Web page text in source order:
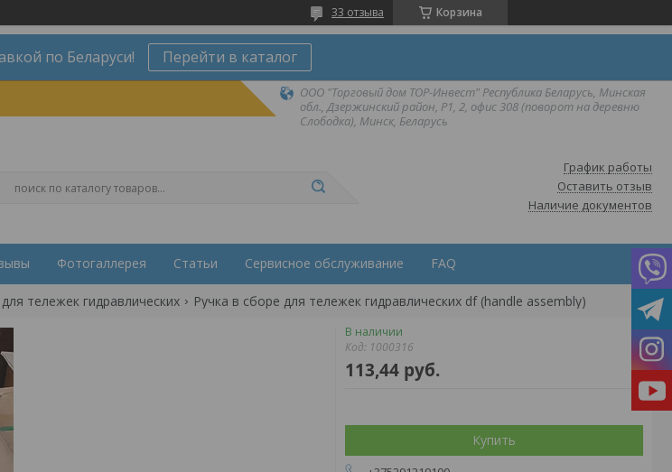
Корзина
33 отзыва
по Беларуси! Перейти в каталог
ООО "Торговый дом ТОР-Инвест" Республика Беларусь, Минская
обл., Дзержинский район, Р1, 2, офис 308 (поворот на деревню
Слободка), Минск, Беларусь
График работы
Оставить отзыв
Наличие документов
Фотогаллерея Статьи Сервисное обслуживание FAQ
для тележек гидравлических Ручка в сборе для тележек гидравлических df (handle assembly)
В наличии
Код: 1000316
113,44 руб.
Купить